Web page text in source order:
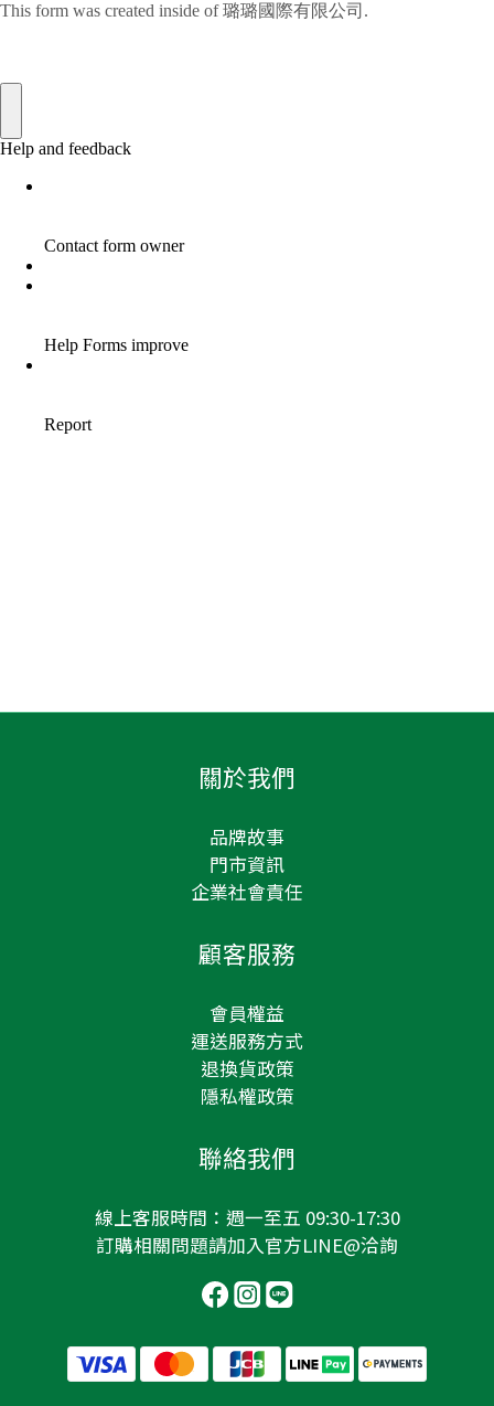
關於我們
品牌故事
門市資訊
企業社會責任
顧客服務
會員權益
運送服務方式
退換貨政策
隱私權政策
聯絡我們
線上客服時間：週一至五 09:30-17:30
訂購相關問題請加入官方LINE@洽詢